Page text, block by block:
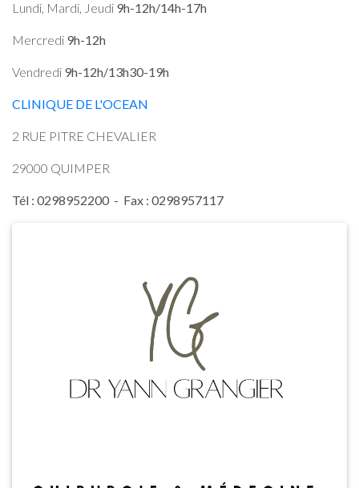
Lundi, Mardi, Jeudi 9h-12h/14h-17h
Mercredi 9h-12h
Vendredi 9h-12h/13h30-19h
CLINIQUE DE L'OCEAN
2 RUE PITRE CHEVALIER
29000 QUIMPER
Tél : 0298952200 - Fax : 0298957117